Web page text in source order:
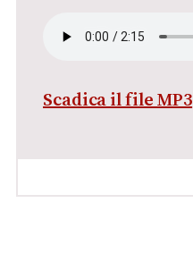
Scadica il file MP3